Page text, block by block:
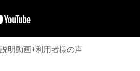
明動画+利用者様の声